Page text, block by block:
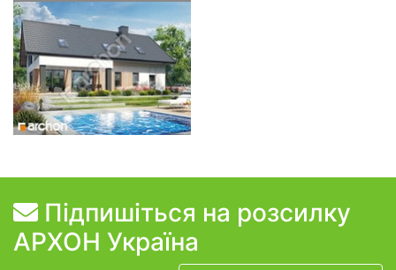
Підпишіться на розсилку
АРХОН Україна